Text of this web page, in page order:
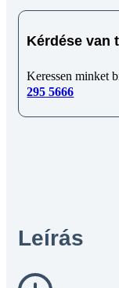
Kérdése van
Keressen minket
295 5666
Leírás